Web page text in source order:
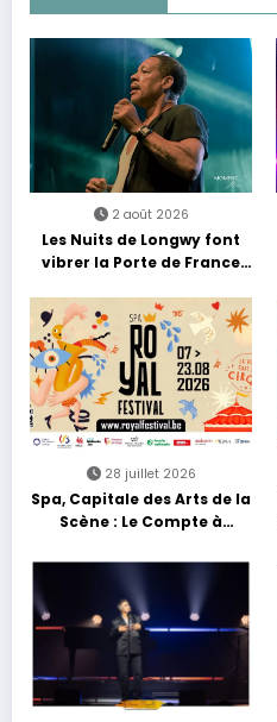
2 août 2026
Les Nuits de Longwy font
vibrer la Porte de France
découvertes et énergie
reggae
28 juillet 2026
Spa, Capitale des Arts de la
Scène : Le Compte à